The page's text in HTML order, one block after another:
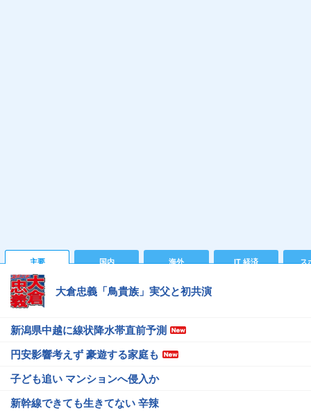
主要 国内 海外 IT 経済 ス
大倉忠義「鳥貴族」実父と初共演
新潟県中越に線状降水帯直前予測
円安影響考えず 豪遊する家庭も
子ども追い マンションへ侵入か
新幹線できても生きてない 辛辣